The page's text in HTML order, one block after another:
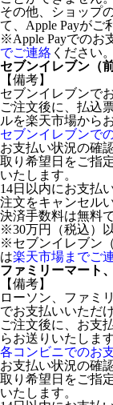
その他、ショップ
て、Apple Payがご
※Apple Payでのお
でご連絡 ください。
セブンイレブン（前
【備考】
セブンイレブンで
ご注文後に、払込
ルを楽天市場から
セブンイレブンで
お支払い状況の確
取り希望日をご指
いたします。
14日以内にお支払
注文をキャンセル
決済手数料は無料で
※30万円（税込）
※セブンイレブン
は楽天市場までご
ファミリーマート
【備考】
ローソン、ファミ
でお支払いいただ
ご注文後に、お支
らお送りいたします
各コンビニでのお
お支払い状況の確
取り希望日をご指
いたします。